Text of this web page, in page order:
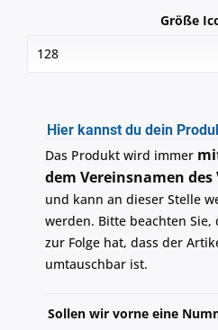
Größe
Hier kannst du dein
Das Produkt wird immer
dem Vereinsnamen
und kann an dieser Stelle
werden. Bitte beachten
zur Folge hat, dass der
umtauschbar ist.
Sollen wir vorne eine